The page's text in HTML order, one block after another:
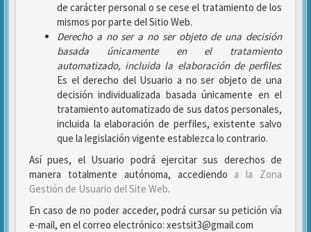
de carácter personal o se cese el tratamiento de los
mismos por parte del Sitio Web.
Derecho a no ser a no ser objeto de una decisión
basada únicamente en el tratamiento
automatizado, incluida la elaboración de perfiles:
Es el derecho del Usuario a no ser objeto de una
decisión individualizada basada únicamente en el
tratamiento automatizado de sus datos personales,
incluida la elaboración de perfiles, existente salvo
que la legislación vigente establezca lo contrario.
Así pues, el Usuario podrá ejercitar sus derechos de
manera totalmente autónoma, accediendo a la Zona
Gestión de Usuario del Site Web.
En caso de no poder acceder, podrá cursar su petición vía
e-mail, en el correo electrónico: xestsit3@gmail.com